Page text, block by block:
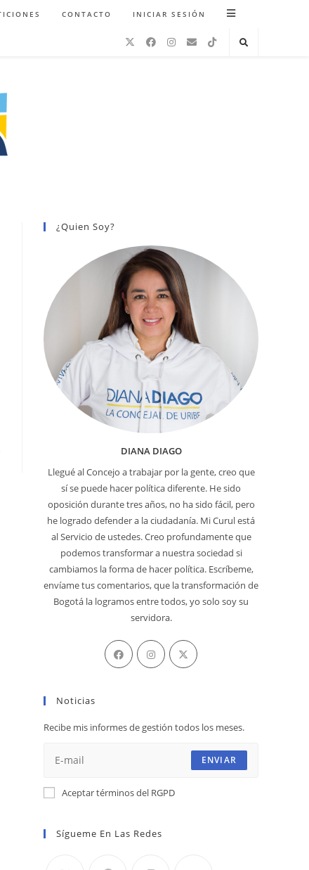
CONTACTO INICIAR SESIÓN
¿Quien Soy?
DIANA DIAGO
Llegué al Concejo a trabajar por la gente, creo que
sí se puede hacer política diferente. He sido
oposición durante tres años, no ha sido fácil, pero
he logrado defender a la ciudadanía. Mi Curul está
al Servicio de ustedes. Creo profundamente que
podemos transformar a nuestra sociedad si
cambiamos la forma de hacer política. Escríbeme,
envíame tus comentarios, que la transformación de
Bogotá la logramos entre todos, yo solo soy su
servidora.
Se
abre
pestaña
Se
abre
Se
Noticias
Recibe mis informes de gestión todos los meses.
ENVIAR
Aceptar términos del RGPD
Sígueme En Las Redes